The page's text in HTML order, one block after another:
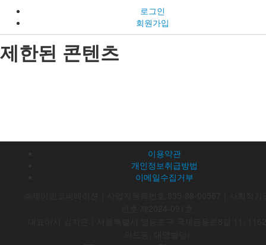
로그인
회원가입
제한된 콘텐츠
이용약관
개인정보취급방법
이메일수집거부